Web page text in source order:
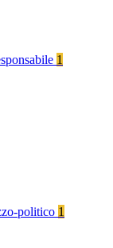
1
politico 1